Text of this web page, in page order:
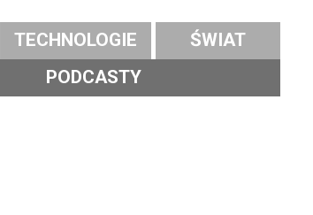
TECHNOLOGIE
ŚWIAT
PODCASTY